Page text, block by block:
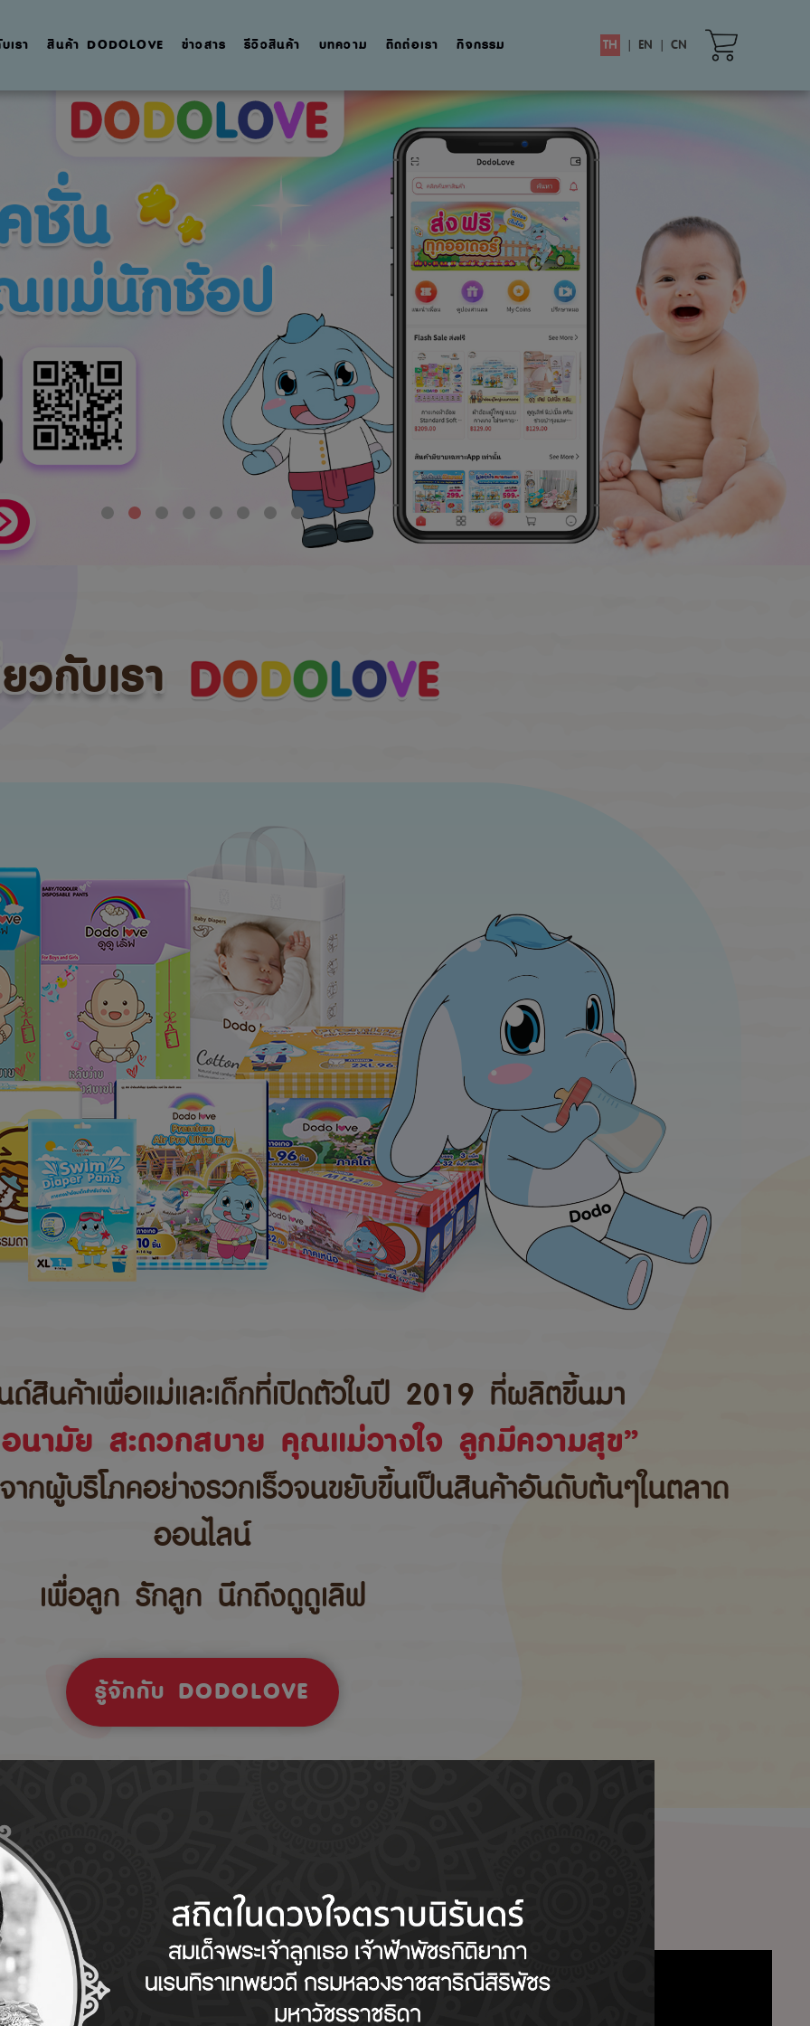
เรา สินค้า DODOLOVE ข่าวสาร รีวิวสินค้า บทความ ติดต่อเรา กิจกรรม TH | EN | CN
วกับเรา
สินค้าเพื่อแม่และเด็กที่เปิดตัวในปี 2019 ที่ผลิตขึ้นมา
นามัย สะดวกสบาย คุณแม่วางใจ ลูกมีความสุข”
ากผู้บริโภคอย่างรวกเร็วจนขยับขึ้นเป็นสินค้าอันดับต้นๆในตลาด
ออนไลน์
เพื่อลูก รักลูก นึกถึงดูดูเลิฟ
รู้จักกับ DODOLOVE
Tips